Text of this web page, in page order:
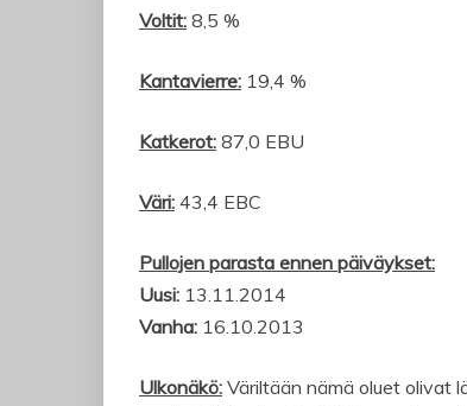
Voltit: 8,5 %
Kantavierre: 19,4 %
Katkerot: 87,0 EBU
Väri: 43,4 EBC
Pullojen parasta ennen päiväykset:
Uusi: 13.11.2014
Vanha: 16.10.2013
Ulkonäkö: Väriltään nämä oluet olivat